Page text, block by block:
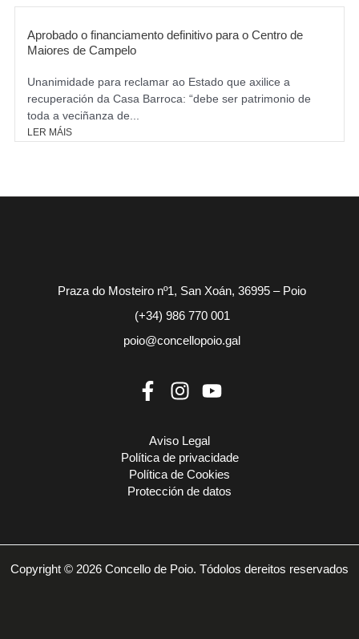
Aprobado o financiamento definitivo para o Centro de
Maiores de Campelo
Unanimidade para reclamar ao Estado que axilice a
recuperación da Casa Barroca: “debe ser patrimonio de
toda a veciñanza de...
LER MÁIS
Praza do Mosteiro nº1, San Xoán, 36995 – Poio
(+34) 986 770 001
poio@concellopoio.gal
Aviso Legal
Política de privacidade
Política de Cookies
Protección de datos
Copyright © 2026 Concello de Poio. Tódolos dereitos reservados